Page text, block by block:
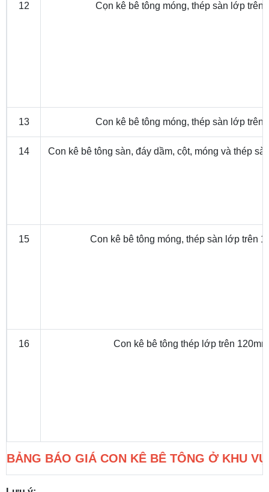
BẢNG BÁO GIÁ CON KÊ BÊ TÔNG Ở KHU
12 Cọn kê bê tông móng, thép sàn lớp trên
13 Con kê bê tông móng, thép sàn lớp trên
14 Con kê bê tông sàn, đáy dầm, cột, móng và thép
15 Con kê bê tông móng, thép sàn lớp trên
16 Con kê bê tông thép lớp trên